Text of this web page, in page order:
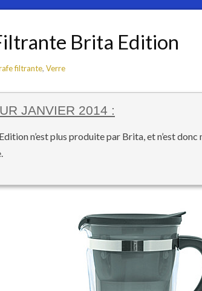
Brita Edition
filtrante, Verre
JANVIER 2014 :
n’est plus produite par Brita, et n’est donc